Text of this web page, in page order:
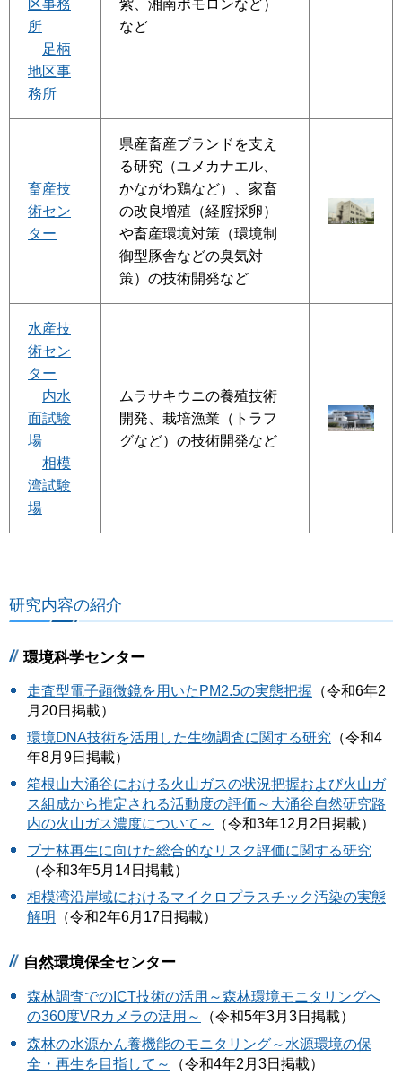
区事務
所
足柄
地区事
務所
紫、湘南ポモロンなど）
など
畜産技
術セン
ター
県産畜産ブランドを支え
る研究（ユメカナエル、
かながわ鶏など）、家畜
の改良増殖（経腟採卵）
や畜産環境対策（環境制
御型豚舎などの臭気対
策）の技術開発など
水産技
術セン
ター
内水
面試験
場
相模
湾試験
場
ムラサキウニの養殖技術
開発、栽培漁業（トラフ
グなど）の技術開発など
研究内容の紹介
環境科学センター
走査型電子顕微鏡を用いたPM2.5の実態把握 （令和6年2
月20日掲載）
環境DNA技術を活用した生物調査に関する研究 （令和4
年8月9日掲載）
箱根山大涌谷における火山ガスの状況把握および火山ガ
ス組成から推定される活動度の評価～大涌谷自然研究路
内の火山ガス濃度について～
（令和3年12月2日掲載）
ブナ林再生に向けた総合的なリスク評価に関する研究
（令和3年5月14日掲載）
相模湾沿岸域におけるマイクロプラスチック汚染の実態
解明
（令和2年6月17日掲載）
自然環境保全センター
森林調査でのICT技術の活用～森林環境モニタリングへ
の360度VRカメラの活用～
（令和5年3月3日掲載）
森林の水源かん養機能のモニタリング～水源環境の保
全・再生を目指して～
（令和4年2月3日掲載）